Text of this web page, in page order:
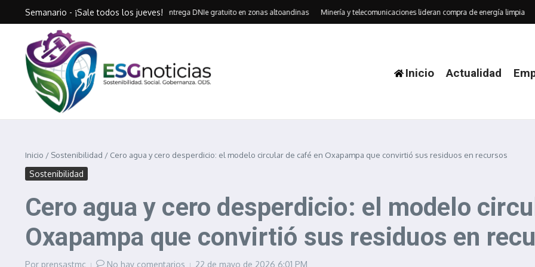
Semanario - ¡Sale todos los jueves!
Huancavelica entrega DNIe gratuito en zonas altoandinas Minería y telecomunicaciones lideran compra de energía limpia
Inicio Actualidad
Inicio / Sostenibilidad / Cero agua y cero desperdicio: el modelo circular de café en Oxapampa que convirtió sus residuos en recursos
Sostenibilidad
Cero agua y cero desperdicio: el modelo
Oxapampa que convirtió sus residuos en
Por prensastmc No hay comentarios 22 de mayo de 2026 6:01 PM